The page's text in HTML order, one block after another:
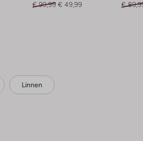
€ 99,99 € 49,99
€
Linnen